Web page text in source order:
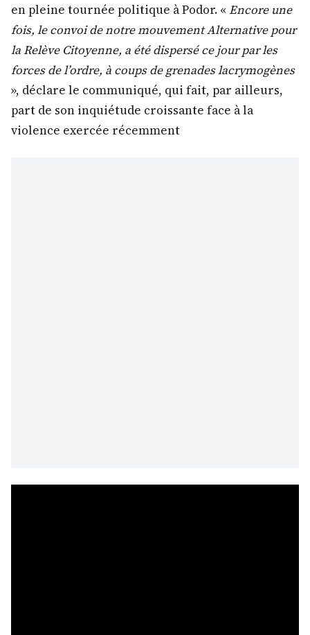
en pleine tournée politique à Podor. «Encore une
fois, le convoi de notre mouvement Alternative pour
la Relève Citoyenne, a été dispersé ce jour par les
forces de l’ordre, à coups de grenades lacrymogènes
», déclare le communiqué, qui fait, par ailleurs,
part de son inquiétude croissante face à la
violence exercée récemment